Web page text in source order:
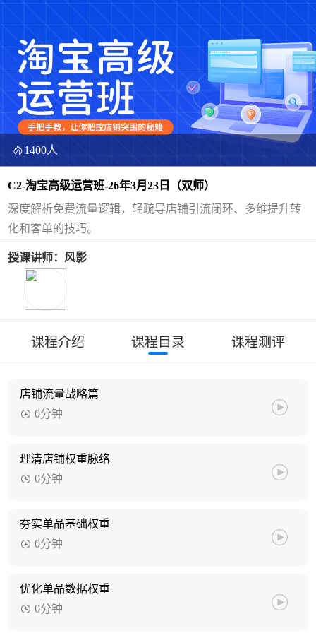
1400人
C2-淘宝高级运营班-26年3月23日（双师）
深度解析免费流量逻辑，轻疏导店铺引流闭环、多维提升转
化和客单的技巧。
授课讲师：风影
课程介绍 课程目录 课程测评
店铺流量战略篇
0分钟
理清店铺权重脉络
0分钟
夯实单品基础权重
0分钟
优化单品数据权重
0分钟